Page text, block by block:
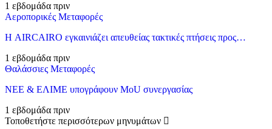
1 εβδομάδα πριν
Αεροπορικές Μεταφορές
Η AIRCAIRO εγκαινιάζει απευθείας τακτικές πτήσεις προς…
1 εβδομάδα πριν
Θαλάσσιες Μεταφορές
ΝΕΕ & ΕΛΙΜΕ υπογράφουν MoU συνεργασίας
1 εβδομάδα πριν
Τοποθετήστε περισσότερων μηνυμάτων